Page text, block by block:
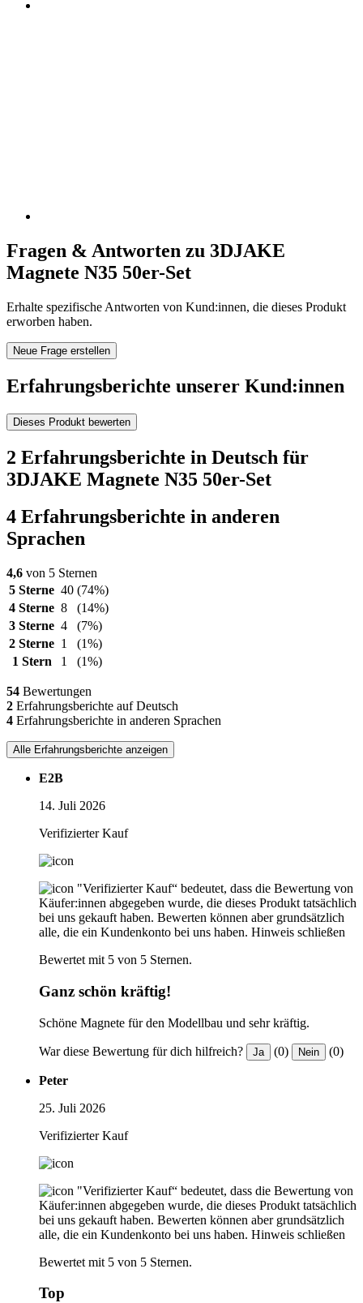
Fragen & Antworten zu 3DJAKE
Magnete N35 50er-Set
Erhalte spezifische Antworten von Kund:innen, die dieses Produkt
erworben haben.
Neue Frage erstellen
Erfahrungsberichte unserer Kund:innen
Dieses Produkt bewerten
2 Erfahrungsberichte in Deutsch für
3DJAKE Magnete N35 50er-Set
4 Erfahrungsberichte in anderen
Sprachen
4,6 von 5 Sternen
5 Sterne 40 (74%)
4 Sterne 8
(14%)
3 Sterne 4
(7%)
2 Sterne 1
(1%)
1 Stern
1 (1%)
54 Bewertungen
2 Erfahrungsberichte auf Deutsch
4 Erfahrungsberichte in anderen Sprachen
Alle Erfahrungsberichte anzeigen
E2B
14. Juli 2026
Verifizierter Kauf
"Verifizierter Kauf“ bedeutet, dass die Bewertung von
Käufer:innen abgegeben wurde, die dieses Produkt tatsächlich
bei uns gekauft haben. Bewerten können aber grundsätzlich
alle, die ein Kundenkonto bei uns haben. Hinweis schließen
Bewertet mit 5 von 5 Sternen.
Ganz schön kräftig!
Schöne Magnete für den Modellbau und sehr kräftig.
War diese Bewertung für dich hilfreich? Ja (0) Nein (0)
Peter
25. Juli 2026
Verifizierter Kauf
"Verifizierter Kauf“ bedeutet, dass die Bewertung von
Käufer:innen abgegeben wurde, die dieses Produkt tatsächlich
bei uns gekauft haben. Bewerten können aber grundsätzlich
alle, die ein Kundenkonto bei uns haben. Hinweis schließen
Bewertet mit 5 von 5 Sternen.
Top